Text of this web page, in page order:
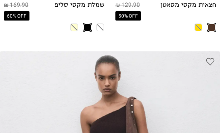
129.90 ₪
50% OFF
חצאית מקסי מסאטן 169.90 ₪
60% OFF
שמלת מקסי סליפ